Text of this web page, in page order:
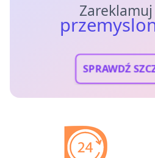
Zareklamuj
SPRAWDŹ